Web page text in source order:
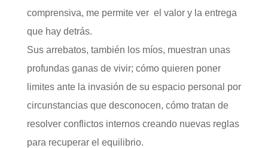
comprensiva, me permite ver el valor y la entrega
que hay detrás.
Sus arrebatos, también los míos, muestran unas
profundas ganas de vivir; cómo quieren poner
limites ante la invasión de su espacio personal por
circunstancias que desconocen, cómo tratan de
resolver conflictos internos creando nuevas reglas
para recuperar el equilibrio.